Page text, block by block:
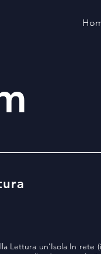
Lettura un’Isola In